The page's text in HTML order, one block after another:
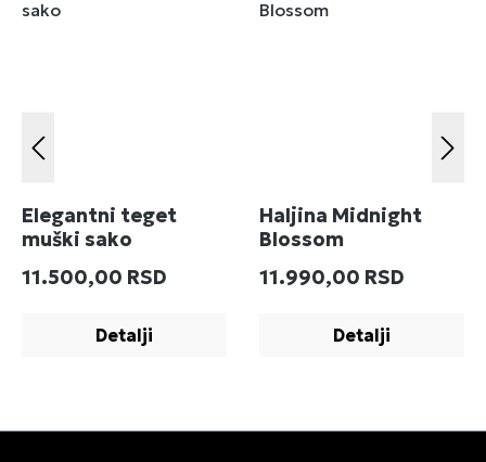
Elegantni teget
muški sako
Redovna cena:
11.500,00 RSD
Detalji
Haljina Midnight
Blossom
Redovna cena:
11.990,00 RSD
Detalji